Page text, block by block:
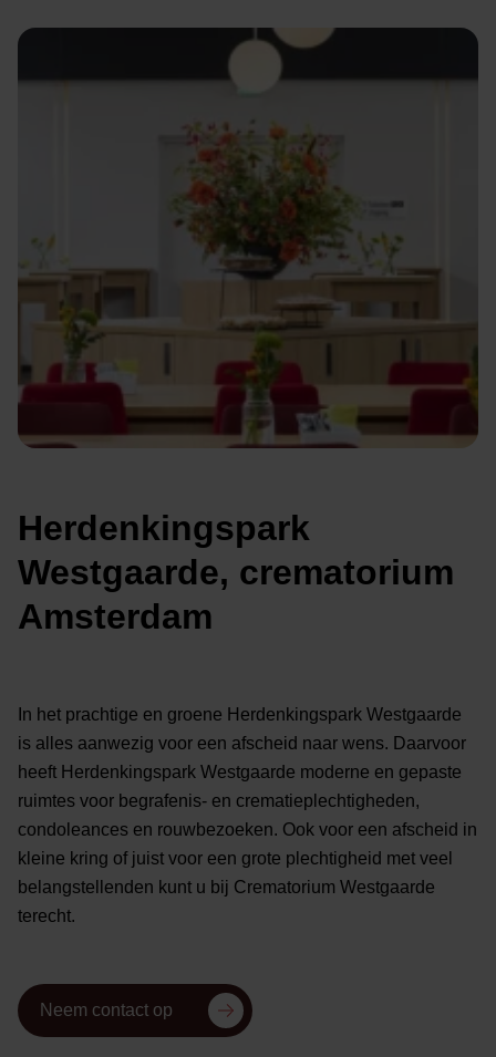
Herdenkingspark
Westgaarde, crematorium
Amsterdam
In het prachtige en groene Herdenkingspark Westgaarde
is alles aanwezig voor een afscheid naar wens. Daarvoor
heeft Herdenkingspark Westgaarde moderne en gepaste
ruimtes voor begrafenis- en crematieplechtigheden,
condoleances en rouwbezoeken. Ook voor een afscheid in
kleine kring of juist voor een grote plechtigheid met veel
belangstellenden kunt u bij Crematorium Westgaarde
terecht.
Neem contact op